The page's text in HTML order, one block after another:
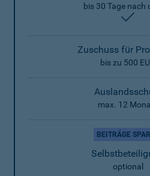
bis 30 Tage nach
Zuschuss für
bis zu 500
max. 12
BEITRÄGE
optional